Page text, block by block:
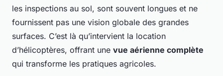
les inspections au sol, sont souvent longues et ne
fournissent pas une vision globale des grandes
surfaces. C’est là qu’intervient la location
d’hélicoptères, offrant une vue aérienne complète
qui transforme les pratiques agricoles.